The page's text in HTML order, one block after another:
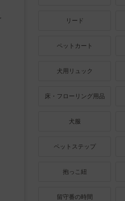
リード
ペットカート
犬用リュック
床・フローリング用品
犬服
ペットステップ
抱っこ紐
留守番の時間